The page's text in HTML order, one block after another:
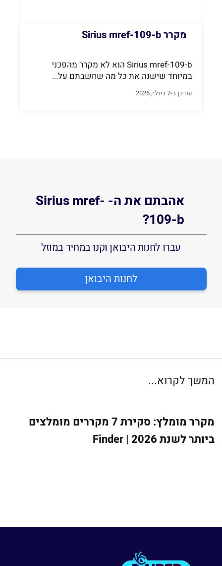
מקרר Sirius mref-109-b
Sirius mref-109-b הוא לא מקרר מהפכני
במיוחד שישנה את כל מה שחשבתם על...
עודכן ב-7 ביולי, 2026
אהבתם את ה- Sirius mref-
109-b?
עברו לחנות היבואן וקנו במחיר במוזל
לחנות היבואן
המשך לקרוא...
מקרר מומלץ: סקירת 7 מקררים מומלצים
ביותר לשנת 2026 | Finder